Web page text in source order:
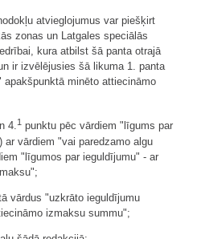
atvieglojumus var piešķirt
zonas un Latgales speciālās
kura atbilst šā panta otrajā
ir izvēlējusies šā likuma 1. panta
minēto attiecināmo
4.1 punktu pēc vārdiem "līgums par
vārdiem "vai paredzamo algu
"līgumos par ieguldījumu" - ar
vārdus "uzkrāto ieguldījumu
izmaksu summu";